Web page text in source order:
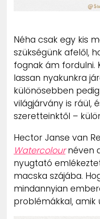
Néha csak egy kis
szükségünk afelől,
fognak ám fordulni.
lassan nyakunkra
különösebben
világjárvány is ráül,
szeretteinktől –
Hector Janse van
Watercolournéven
nyugtató
macska szájába.
mindannyian
problémákkal, amik